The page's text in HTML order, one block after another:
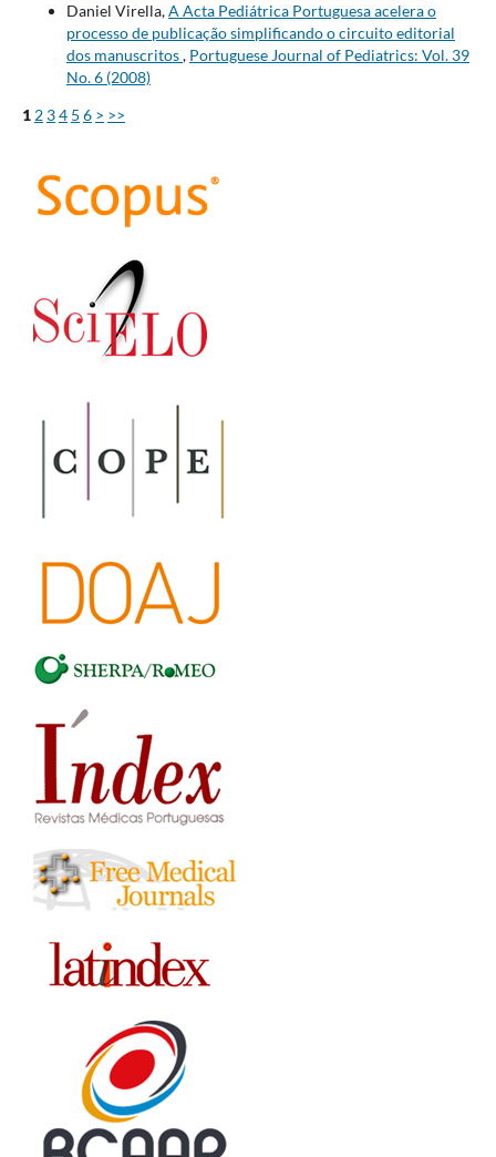
Daniel Virella,A Acta Pediátrica Portuguesa acelera o
processo de publicação simplificando o circuito editorial
dos manuscritos, Portuguese Journal of Pediatrics: Vol. 39
No. 6 (2008)
1 2 34 5 6 > >>